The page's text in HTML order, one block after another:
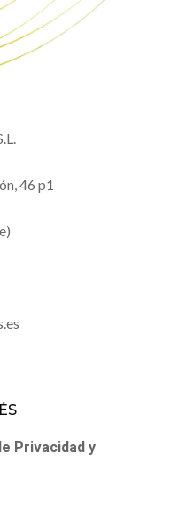
46 p1
Privacidad y